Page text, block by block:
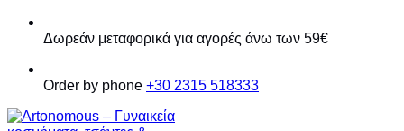
Παράβλεψη
Δωρεάν μεταφορικά για αγορές άνω των 59€
Order by phone +30 2315 518333